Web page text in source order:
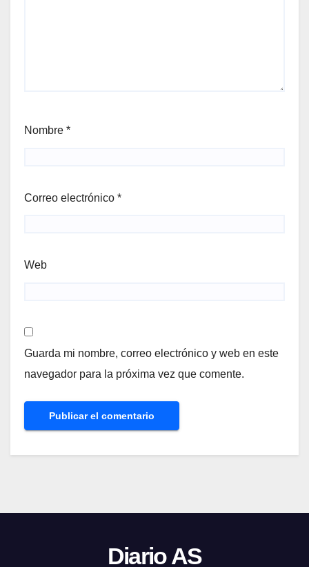
Nombre *
Correo electrónico *
Web
Guarda mi nombre, correo electrónico y web en este
navegador para la próxima vez que comente.
Diario AS